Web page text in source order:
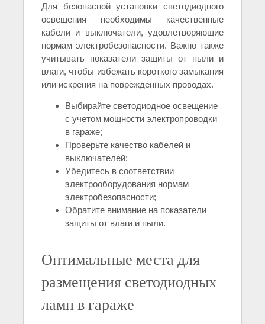
Для безопасной установки светодиодного
освещения необходимы качественные
кабели и выключатели, удовлетворяющие
нормам электробезопасности. Важно также
учитывать показатели защиты от пыли и
влаги, чтобы избежать короткого замыкания
или искрения на поврежденных проводах.
Выбирайте светодиодное освещение
с учетом мощности электропроводки
в гараже;
Проверьте качество кабелей и
выключателей;
Убедитесь в соответствии
электрооборудования нормам
электробезопасности;
Обратите внимание на показатели
защиты от влаги и пыли.
Оптимальные места для
размещения светодиодных
ламп в гараже